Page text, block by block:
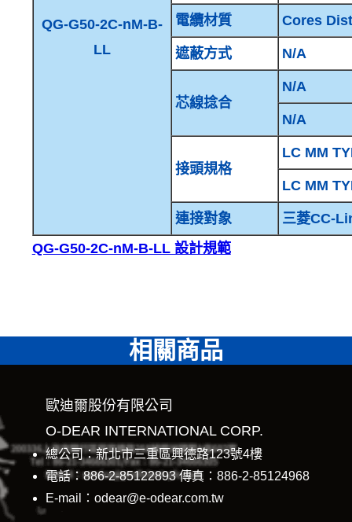
QG-G50-2C-nM-B-
LL
電纜材質 Cores
遮蔽方式 N/A
芯線捻合
N/A
N/A
接頭規格
LC MM
LC MM
連接對象
三菱CC-
QG-G50-2C-nM-B-LL 設計規範
相關商品
歐迪爾股份有限公司
O-DEAR INTERNATIONAL CORP.
總公司：新北市三重區興德路123號4樓
電話：886-2-85122893 傳真：886-2-85124968
E-mail：odear@e-odear.com.tw